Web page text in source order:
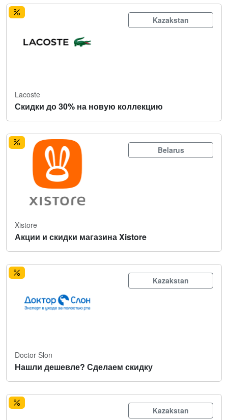
Kazakstan
Lacoste
Скидки до 30% на новую коллекцию
Belarus
Xistore
Акции и скидки магазина Xistore
Kazakstan
Doctor Slon
Нашли дешевле? Сделаем скидку
Kazakstan